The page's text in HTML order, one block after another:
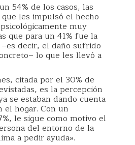
54% de los casos, las
les impulsó el hecho
muy
que para un 41% fue la
–es decir, el daño sufrido
lo que les llevó a
citada por el 30% de
es la percepción
se estaban dando cuenta
el hogar. Con un
le sigue como motivo el
del entorno de la
a pedir ayuda».